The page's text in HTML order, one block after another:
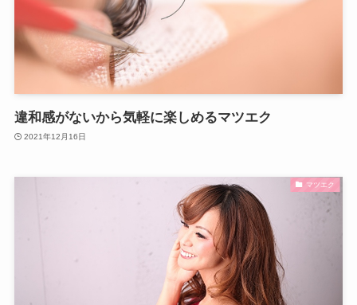
違和感がないから気軽に楽しめるマツエク
2021年12月16日
マツエク